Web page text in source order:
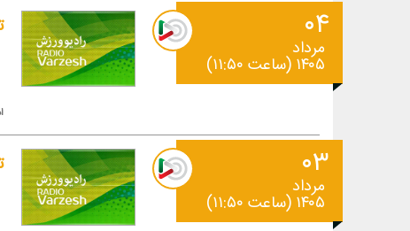
۰۴
مرداد
۱۴۰۵ (ساعت ۱۱:۵۰)
۰۳
مرداد
۱۴۰۵ (ساعت ۱۱:۵۰)